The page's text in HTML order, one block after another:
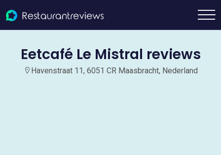
Eetcafé Le Mistral reviews
Havenstraat 11, 6051 CR Maasbracht, Nederland